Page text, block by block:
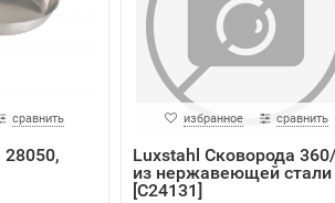
сравнить
28050,
избранное сравнить
Luxstahl Сковорода
из нержавеющей стали
[C24131]